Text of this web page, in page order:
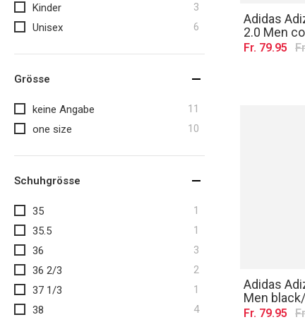
Adidas
2.0 Men
Fr. 79.95
Adidas
Men
Fr. 79.95
Kinder
3
Unisex
6
Grösse
keine Angabe 11
one size
10
Schuhgrösse
35 1
35.5
1
36
3
36 2/3
2
37 1/3
1
38
4Artikel